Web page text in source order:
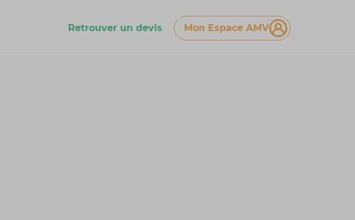
Retrouver un devis Mon Espace AMV